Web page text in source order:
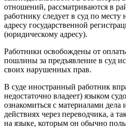
отношений, рассматриваются в
работнику следует в суд по
адресу государственной
(юридическому адресу).
Работники освобождены от
пошлины за предъявление в суд
своих нарушенных прав.
В суде иностранный работник
недостаточно владеет) языком
ознакомиться с материалами дела
действиях через переводчика, а
на языке, которым он обычно